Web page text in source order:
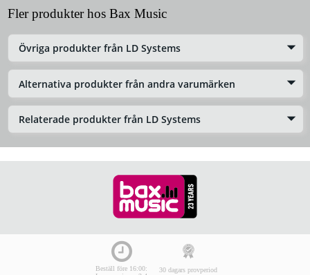
Fler produkter hos Bax Music
Övriga produkter från LD Systems
Alternativa produkter från andra varumärken
Relaterade produkter från LD Systems
Beställ före 16:00:
30 dagars provperiod